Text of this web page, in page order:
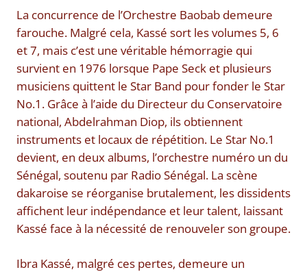
La concurrence de l’Orchestre Baobab demeure
farouche. Malgré cela, Kassé sort les volumes 5, 6
et 7, mais c’est une véritable hémorragie qui
survient en 1976 lorsque Pape Seck et plusieurs
musiciens quittent le Star Band pour fonder le Star
No.1. Grâce à l’aide du Directeur du Conservatoire
national, Abdelrahman Diop, ils obtiennent
instruments et locaux de répétition. Le Star No.1
devient, en deux albums, l’orchestre numéro un du
Sénégal, soutenu par Radio Sénégal. La scène
dakaroise se réorganise brutalement, les dissidents
affichent leur indépendance et leur talent, laissant
Kassé face à la nécessité de renouveler son groupe.
Ibra Kassé, malgré ces pertes, demeure un